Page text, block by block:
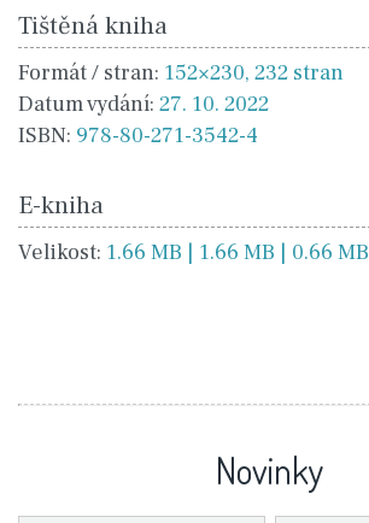
Tištěná kniha
Formát / stran: 152×230, 232 stran
Datum vydání: 27. 10. 2022
ISBN: 978-80-271-3542-4
E-kniha
Velikost: 1.66 MB | 1.66 MB | 0.66 MB
Novinky